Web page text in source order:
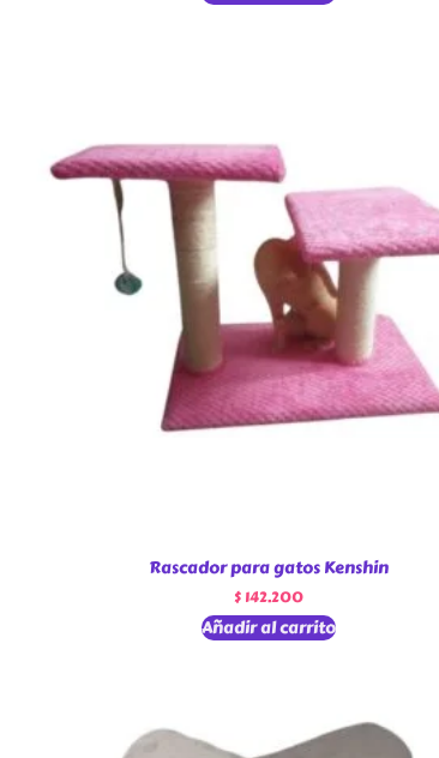
Rascador para gatos Kenshin
$ 142.200
Añadir al carrito